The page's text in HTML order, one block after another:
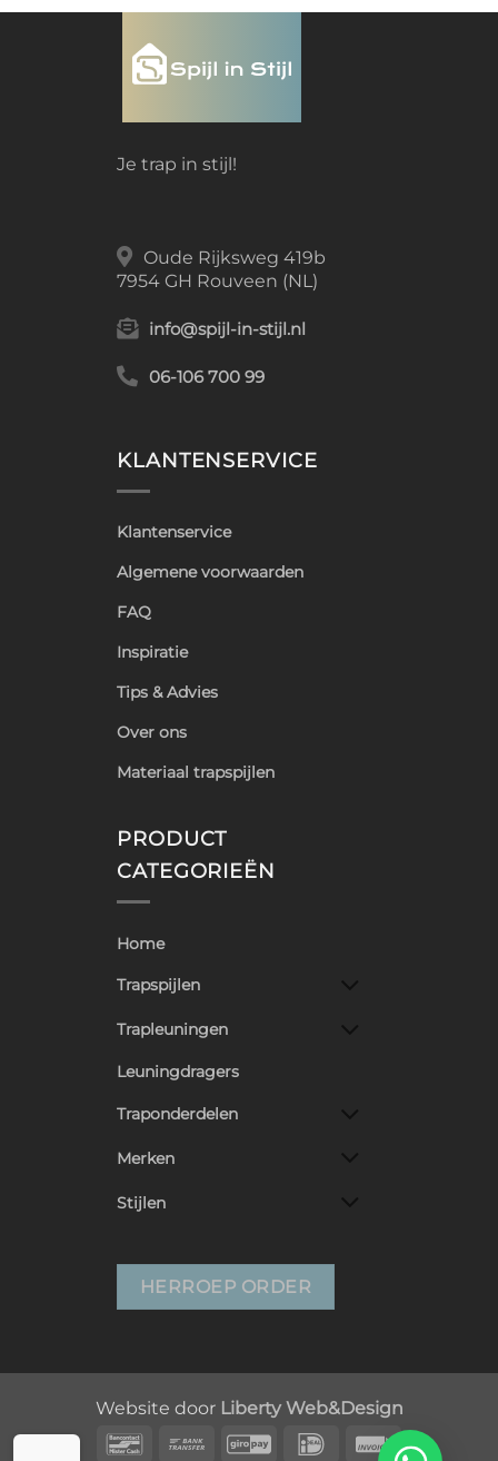
Je trap in stijl!
Oude Rijksweg 419b
7954 GH Rouveen (NL)
info@spijl-in-stijl.nl
06-106 700 99
KLANTENSERVICE
Klantenservice
Algemene voorwaarden
FAQ
Inspiratie
Tips & Advies
Over ons
Materiaal trapspijlen
PRODUCT
CATEGORIEËN
Home
Trapspijlen
Trapleuningen
Leuningdragers
Traponderdelen
Merken
Stijlen
HERROEP ORDER
Website door Liberty Web&Design
Bancontact
Bank
GiroPay IDeal Invoice